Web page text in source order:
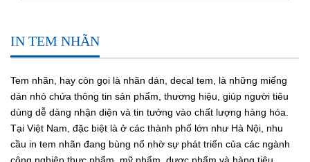
IN TEM NHÃN
Tem nhãn, hay còn gọi là nhãn dán, decal tem, là những miếng
dán nhỏ chứa thông tin sản phẩm, thương hiệu, giúp người tiêu
dùng dễ dàng nhận diện và tin tưởng vào chất lượng hàng hóa.
Tại Việt Nam, đặc biệt là ở các thành phố lớn như Hà Nội, nhu
cầu in tem nhãn đang bùng nổ nhờ sự phát triển của các ngành